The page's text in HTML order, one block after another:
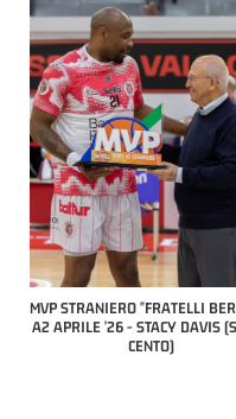
MVP STRANIERO "FRATELLI BERETTA"
A2 APRILE '26 - STACY DAVIS (SELLA
CENTO)